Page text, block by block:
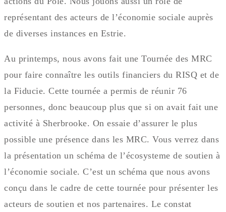
représentant des acteurs de l’économie sociale auprès
de diverses instances en Estrie.
Au printemps, nous avons fait une Tournée des MRC
pour faire connaître les outils financiers du RISQ et de
la Fiducie. Cette tournée a permis de réunir 76
personnes, donc beaucoup plus que si on avait fait une
activité à Sherbrooke. On essaie d’assurer le plus
possible une présence dans les MRC. Vous verrez dans
la présentation un schéma de l’écosysteme de soutien à
l’économie sociale. C’est un schéma que nous avons
conçu dans le cadre de cette tournée pour présenter les
acteurs de soutien et nos partenaires. Le constat